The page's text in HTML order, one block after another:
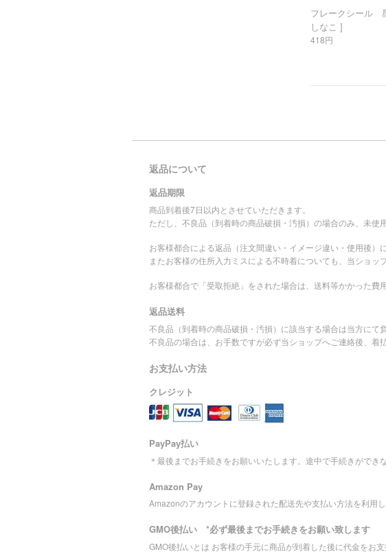
フレークシール
しなこ ]
418円
返品について
返品期限
商品到着後7日以内とさせていただきます。
ただし、不良品（到着時の商品破損・汚損）の場合のみ、未使
お客様都合による返品（注文間違い・イメージ違い・使用後）
またお客様の住所入力ミスによる不時着についても、当ショッ
お客様都合で「受取拒絶」をされた場合は、送料等かかった費
返品送料
不良品（到着時の商品破損・汚損）に該当する場合は当方にて
不良品の場合は、お手数ですが必ず当ショップへご連絡後、着
お支払い方法
クレジット
PayPay払い
＊最後までお手続きをお願いいたします。途中で手続きができ
Amazon Pay
Amazonのアカウントに登録された配送先や支払い方法を利用し
GMO後払い *必ず最後までお手続きをお願い致します
GMO後払いとは お客様の手元に商品が到着した後に代金をお支